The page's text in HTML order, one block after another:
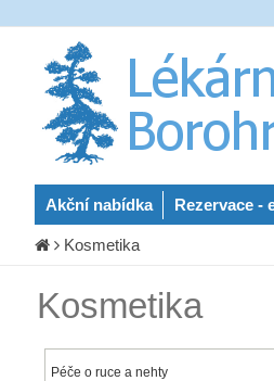
Akční nabídka Rezervace -
Kosmetika
Kosmetika
Péče o ruce a nehty